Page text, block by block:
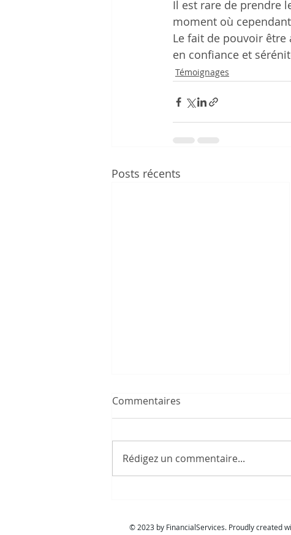
Il est rare de prendre
moment où
Le fait de pouvoir
en confiance et
Témoignages
Posts récents
Paul - Flash conseil
Commentaires
Rédigez un commentaire...
© 2023 by FinancialServices. Proudly created